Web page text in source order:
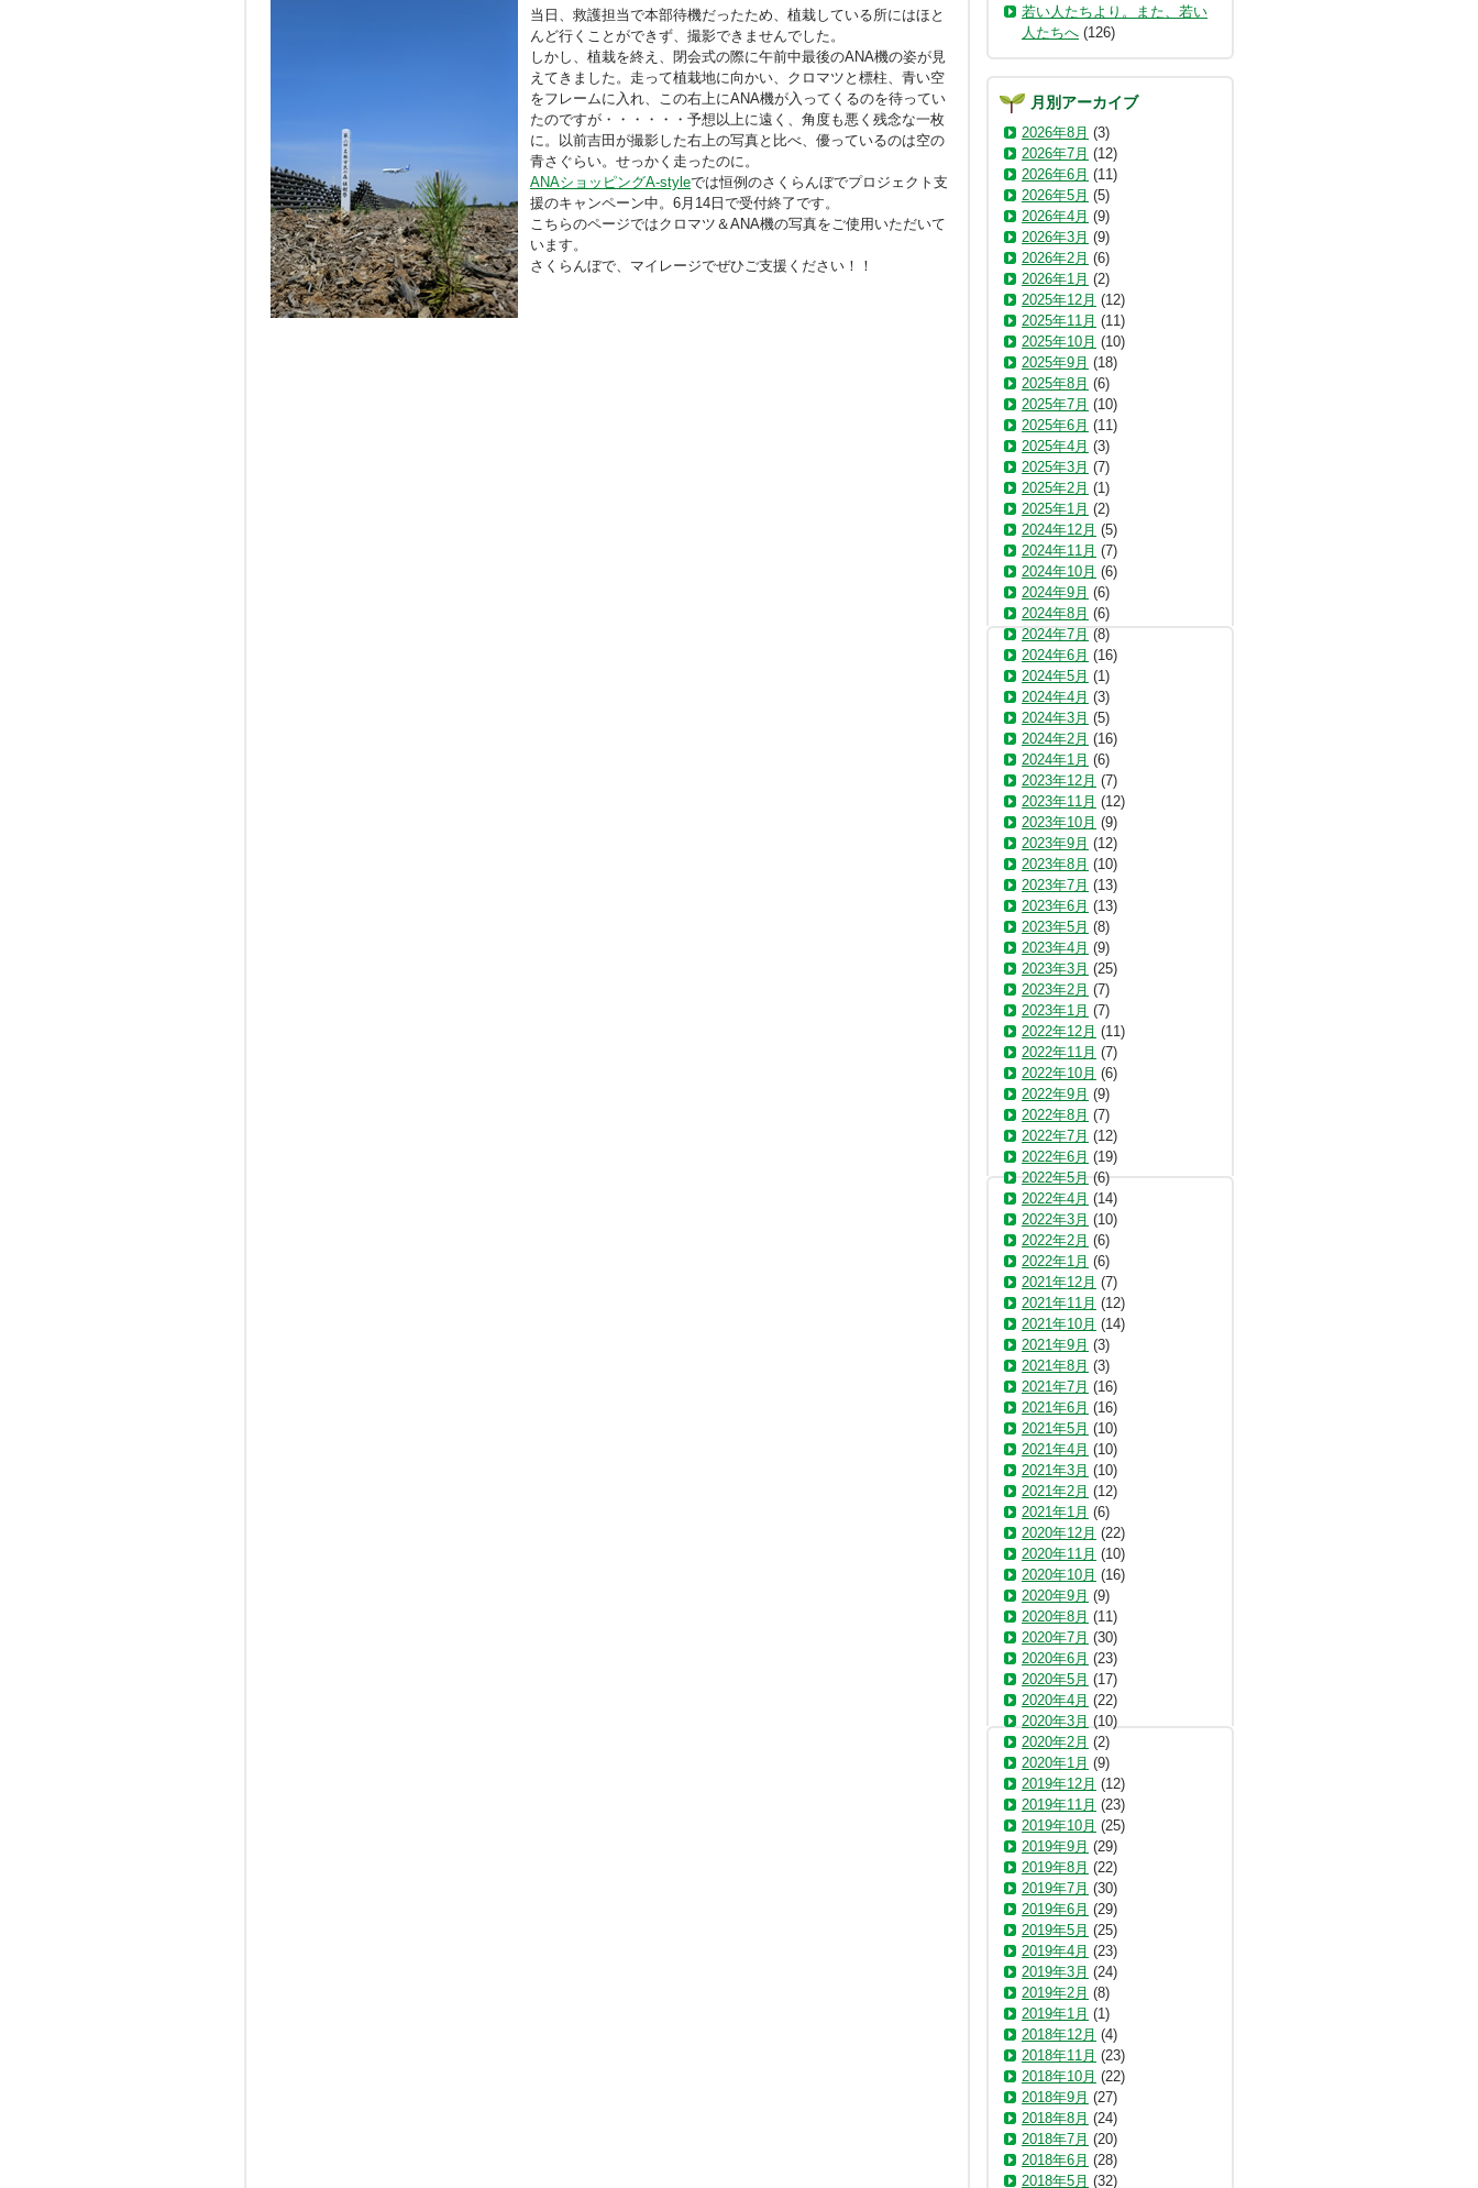
当日、救護担当で本部待機だったため、植栽している所にはほと
んど行くことができず、撮影できませんでした。
しかし、植栽を終え、閉会式の際に午前中最後のANA機の姿が見
えてきました。走って植栽地に向かい、クロマツと標柱、青い空
をフレームに入れ、この右上にANA機が入ってくるのを待ってい
たのですが・・・・・・予想以上に遠く、角度も悪く残念な一枚
に。以前吉田が撮影した右上の写真と比べ、優っているのは空の
青さぐらい。せっかく走ったのに。
ANAショッピングA-styleでは恒例のさくらんぼでプロジェクト支
援のキャンペーン中。6月14日で受付終了です。
こちらのページではクロマツ＆ANA機の写真をご使用いただいて
います。
さくらんぼで、マイレージでぜひご支援ください！！
若い人たちより。また、若い
人たちへ (126)
月別アーカイブ
2026年8月 (3)
2026年7月 (12)
2026年6月 (11)
2026年5月 (5)
2026年4月 (9)
2026年3月 (9)
2026年2月 (6)
2026年1月 (2)
2025年12月 (12)
2025年11月 (11)
2025年10月 (10)
2025年9月 (18)
2025年8月 (6)
2025年7月 (10)
2025年6月 (11)
2025年4月 (3)
2025年3月 (7)
2025年2月 (1)
2025年1月 (2)
2024年12月 (5)
2024年11月 (7)
2024年10月 (6)
2024年9月 (6)
2024年8月 (6)
2024年7月 (8)
2024年6月 (16)
2024年5月 (1)
2024年4月 (3)
2024年3月 (5)
2024年2月 (16)
2024年1月 (6)
2023年12月 (7)
2023年11月 (12)
2023年10月 (9)
2023年9月 (12)
2023年8月 (10)
2023年7月 (13)
2023年6月 (13)
2023年5月 (8)
2023年4月 (9)
2023年3月 (25)
2023年2月 (7)
2023年1月 (7)
2022年12月 (11)
2022年11月 (7)
2022年10月 (6)
2022年9月 (9)
2022年8月 (7)
2022年7月 (12)
2022年6月 (19)
2022年5月 (6)
2022年4月 (14)
2022年3月 (10)
2022年2月 (6)
2022年1月 (6)
2021年12月 (7)
2021年11月 (12)
2021年10月 (14)
2021年9月 (3)
2021年8月 (3)
2021年7月 (16)
2021年6月 (16)
2021年5月 (10)
2021年4月 (10)
2021年3月 (10)
2021年2月 (12)
2021年1月 (6)
2020年12月 (22)
2020年11月 (10)
2020年10月 (16)
2020年9月 (9)
2020年8月 (11)
2020年7月 (30)
2020年6月 (23)
2020年5月 (17)
2020年4月 (22)
2020年3月 (10)
2020年2月 (2)
2020年1月 (9)
2019年12月 (12)
2019年11月 (23)
2019年10月 (25)
2019年9月 (29)
2019年8月 (22)
2019年7月 (30)
2019年6月 (29)
2019年5月 (25)
2019年4月 (23)
2019年3月 (24)
2019年2月 (8)
2019年1月 (1)
2018年12月 (4)
2018年11月 (23)
2018年10月 (22)
2018年9月 (27)
2018年8月 (24)
2018年7月 (20)
2018年6月 (28)
2018年5月 (32)